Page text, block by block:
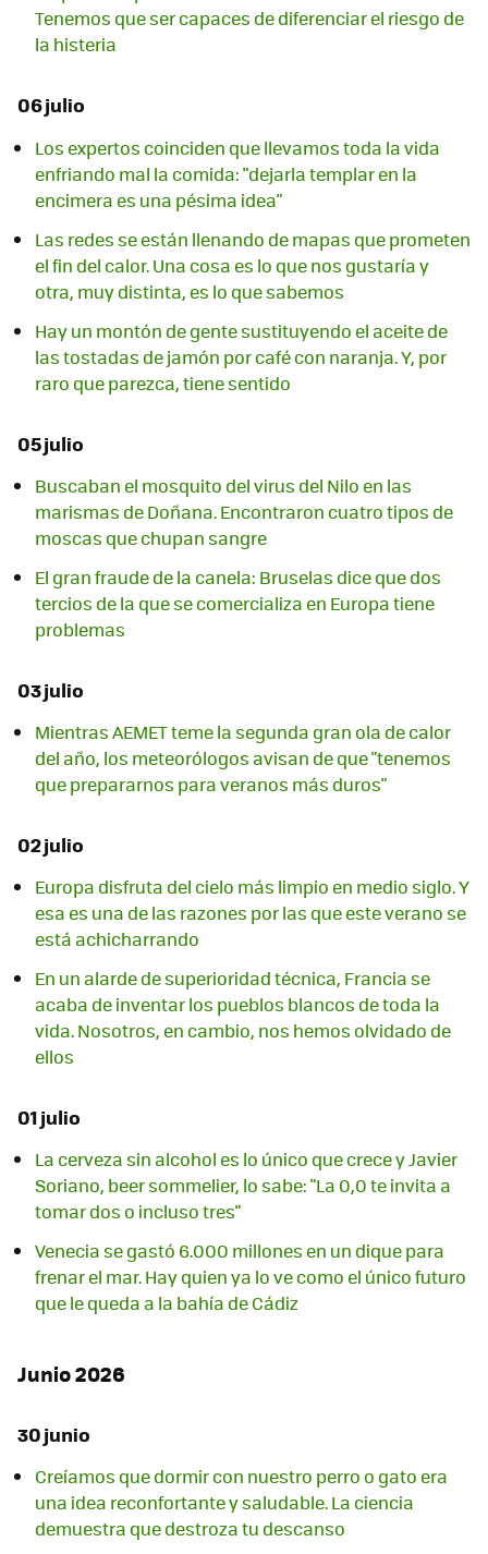
Tenemos que ser capaces de diferenciar el riesgo de
la histeria
06 julio
Los expertos coinciden que llevamos toda la vida
enfriando mal la comida: "dejarla templar en la
encimera es una pésima idea"
Las redes se están llenando de mapas que prometen
el fin del calor. Una cosa es lo que nos gustaría y
otra, muy distinta, es lo que sabemos
Hay un montón de gente sustituyendo el aceite de
las tostadas de jamón por café con naranja. Y, por
raro que parezca, tiene sentido
05 julio
Buscaban el mosquito del virus del Nilo en las
marismas de Doñana. Encontraron cuatro tipos de
moscas que chupan sangre
El gran fraude de la canela: Bruselas dice que dos
tercios de la que se comercializa en Europa tiene
problemas
03 julio
Mientras AEMET teme la segunda gran ola de calor
del año, los meteorólogos avisan de que "tenemos
que prepararnos para veranos más duros"
02 julio
Europa disfruta del cielo más limpio en medio siglo. Y
esa es una de las razones por las que este verano se
está achicharrando
En un alarde de superioridad técnica, Francia se
acaba de inventar los pueblos blancos de toda la
vida. Nosotros, en cambio, nos hemos olvidado de
ellos
01 julio
La cerveza sin alcohol es lo único que crece y Javier
Soriano, beer sommelier, lo sabe: "La 0,0 te invita a
tomar dos o incluso tres"
Venecia se gastó 6.000 millones en un dique para
frenar el mar. Hay quien ya lo ve como el único futuro
que le queda a la bahía de Cádiz
Junio 2026
30 junio
Creíamos que dormir con nuestro perro o gato era
una idea reconfortante y saludable. La ciencia
demuestra que destroza tu descanso